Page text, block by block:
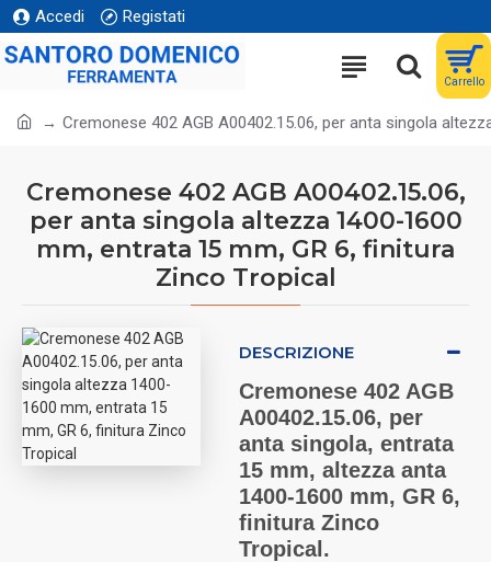
Accedi Registati
Carrello
Cremonese 402 AGB A00402.15.06, per anta singola
Cremonese 402 AGB A00402.15.06,
per anta singola altezza 1400-1600
mm, entrata 15 mm, GR 6, finitura
Zinco Tropical
DESCRIZIONE
Cremonese 402 AGB
A00402.15.06, per
anta singola, entrata
15 mm, altezza anta
1400-1600 mm, GR 6,
finitura Zinco
Tropical.